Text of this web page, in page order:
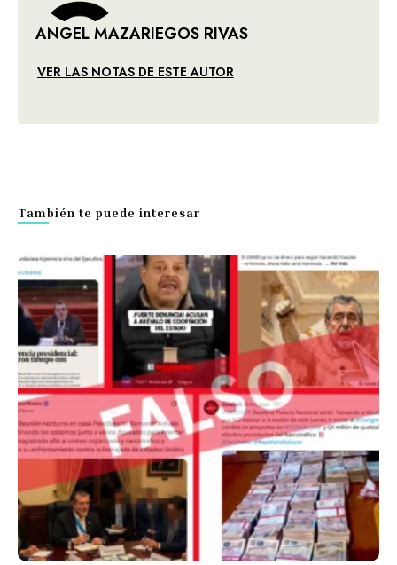
ANGEL MAZARIEGOS RIVAS
VER LAS NOTAS DE ESTE AUTOR
También te puede interesar